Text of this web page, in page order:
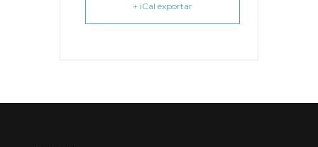
+ iCal exportar